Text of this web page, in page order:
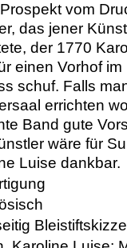
vom
das jener
der 1770
einen Vorhof
schuf. Falls
errichten
Band gute
wäre für
Luise dankbar.